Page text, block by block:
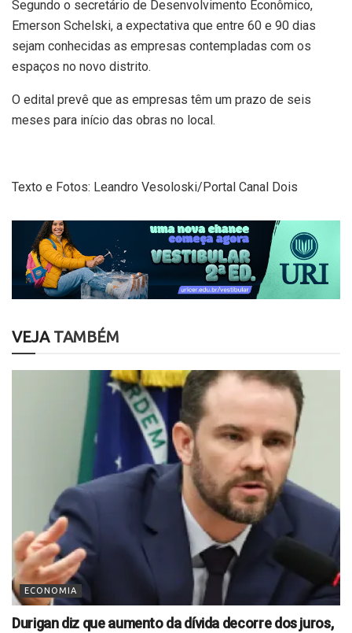
Segundo o secretário de Desenvolvimento Econômico,
Emerson Schelski, a expectativa que entre 60 e 90 dias
sejam conhecidas as empresas contempladas com os
espaços no novo distrito.
O edital prevê que as empresas têm um prazo de seis
meses para início das obras no local.
Texto e Fotos: Leandro Vesoloski/Portal Canal Dois
VEJATAMBÉM
ECONOMIA
Durigan diz que aumento da dívida decorre dos juros,